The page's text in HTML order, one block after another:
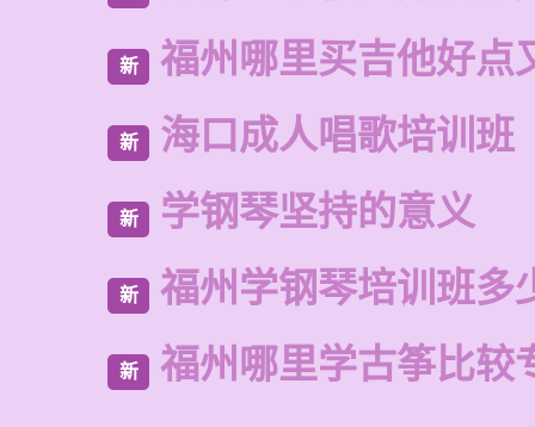
新 福州哪里买吉他好点
新 海口成人唱歌培训班
新 学钢琴坚持的意义
新 福州学钢琴培训班多
新 福州哪里学古筝比较